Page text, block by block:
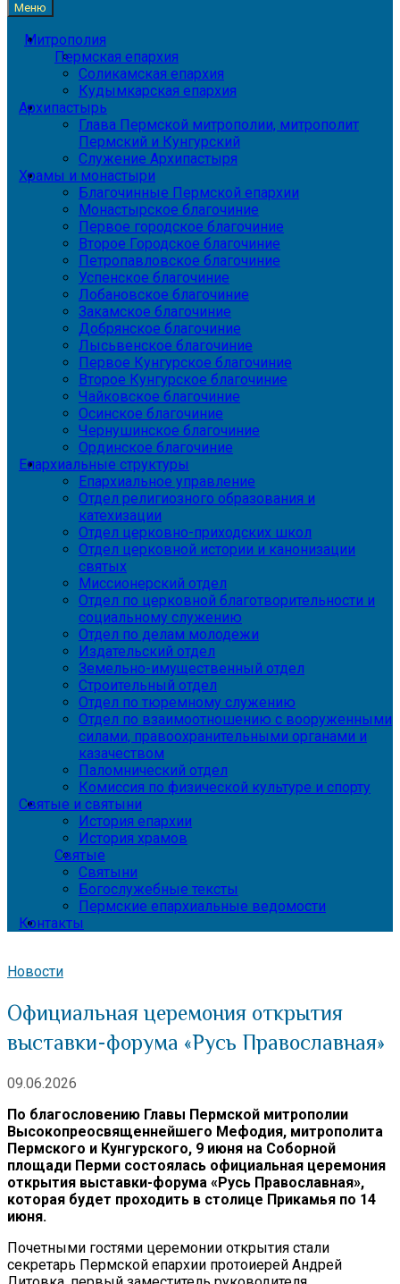
Меню
Митрополия
Пермская епархия
Соликамская епархия
Кудымкарская епархия
Архипастырь
Глава Пермской митрополии, митрополит
Пермский и Кунгурский
Служение Архипастыря
Храмы и монастыри
Благочинные Пермской епархии
Монастырское благочиние
Первое городское благочиние
Второе Городское благочиние
Петропавловское благочиние
Успенское благочиние
Лобановское благочиние
Закамское благочиние
Добрянское благочиние
Лысьвенское благочиние
Первое Кунгурское благочиние
Второе Кунгурское благочиние
Чайковское благочиние
Осинское благочиние
Чернушинское благочиние
Ординское благочиние
Епархиальные структуры
Епархиальное управление
Отдел религиозного образования и
катехизации
Отдел церковно-приходских школ
Отдел церковной истории и канонизации
святых
Миссионерский отдел
Отдел по церковной благотворительности и
социальному служению
Отдел по делам молодежи
Издательский отдел
Земельно-имущественный отдел
Строительный отдел
Отдел по тюремному служению
Отдел по взаимоотношению с вооруженными
силами, правоохранительными органами и
казачеством
Паломнический отдел
Комиссия по физической культуре и спорту
Святые и святыни
История епархии
История храмов
Святые
Святыни
Богослужебные тексты
Пермские епархиальные ведомости
Контакты
Новости
Официальная церемония открытия
выставки-форума «Русь Православная»
09.06.2026
По благословению Главы Пермской митрополии
Высокопреосвященнейшего Мефодия, митрополита
Пермского и Кунгурского, 9 июня на Соборной
площади Перми состоялась официальная церемония
открытия выставки-форума «Русь Православная»,
которая будет проходить в столице Прикамья по 14
июня.
Почетными гостями церемонии открытия стали
секретарь Пермской епархии протоиерей Андрей